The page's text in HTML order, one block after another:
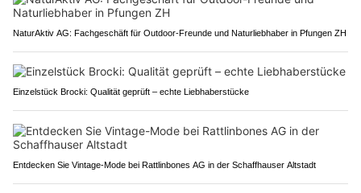
NaturAktiv AG: Fachgeschäft für Outdoor-Freunde und Naturliebhaber in Pfungen ZH
Einzelstück Brocki: Qualität geprüft – echte Liebhaberstücke
Entdecken Sie Vintage-Mode bei Rattlinbones AG in der Schaffhauser Altstadt